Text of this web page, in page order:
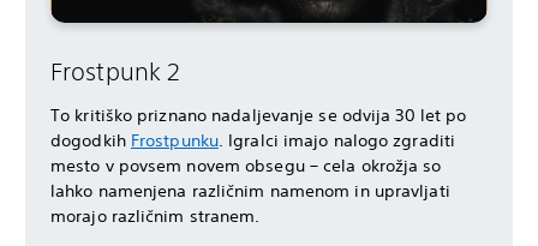
Frostpunk 2
To kritiško priznano nadaljevanje se odvija 30 let po
dogodkih Frostpunku. Igralci imajo nalogo zgraditi
mesto v povsem novem obsegu – cela okrožja so
lahko namenjena različnim namenom in upravljati
morajo različnim stranem.